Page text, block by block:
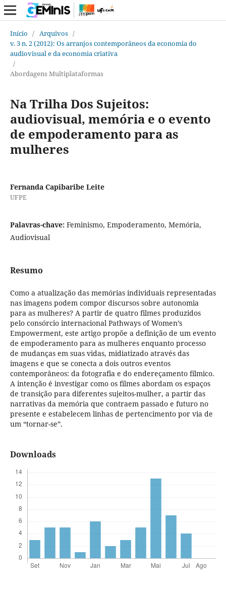
Início / Arquivos /
v. 3 n. 2 (2012): Os arranjos contemporâneos da economia do
audiovisual e da economia criativa
/
Abordagens Multiplataformas
Na Trilha Dos Sujeitos:
audiovisual, memória e o evento
de empoderamento para as
mulheres
Fernanda Capibaribe Leite
UFPE
Palavras-chave: Feminismo, Empoderamento, Memória,
Audiovisual
Resumo
Como a atualização das memórias individuais representadas
nas imagens podem compor discursos sobre autonomia
para as mulheres? A partir de quatro filmes produzidos
pelo consórcio internacional Pathways of Women’s
Empowerment, este artigo propõe a definição de um evento
de empoderamento para as mulheres enquanto processo
de mudanças em suas vidas, midiatizado através das
imagens e que se conecta a dois outros eventos
contemporâneos: da fotografia e do endereçamento fílmico.
A intenção é investigar como os filmes abordam os espaços
de transição para diferentes sujeitos-mulher, a partir das
narrativas da memória que contraem passado e futuro no
presente e estabelecem linhas de pertencimento por via de
um “tornar-se”.
Downloads